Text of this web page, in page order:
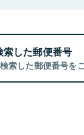
索した郵便番号
索した郵便番号を